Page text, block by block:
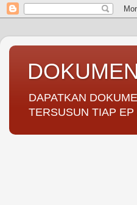
DAPATKAN
TERSUSUN TIAP